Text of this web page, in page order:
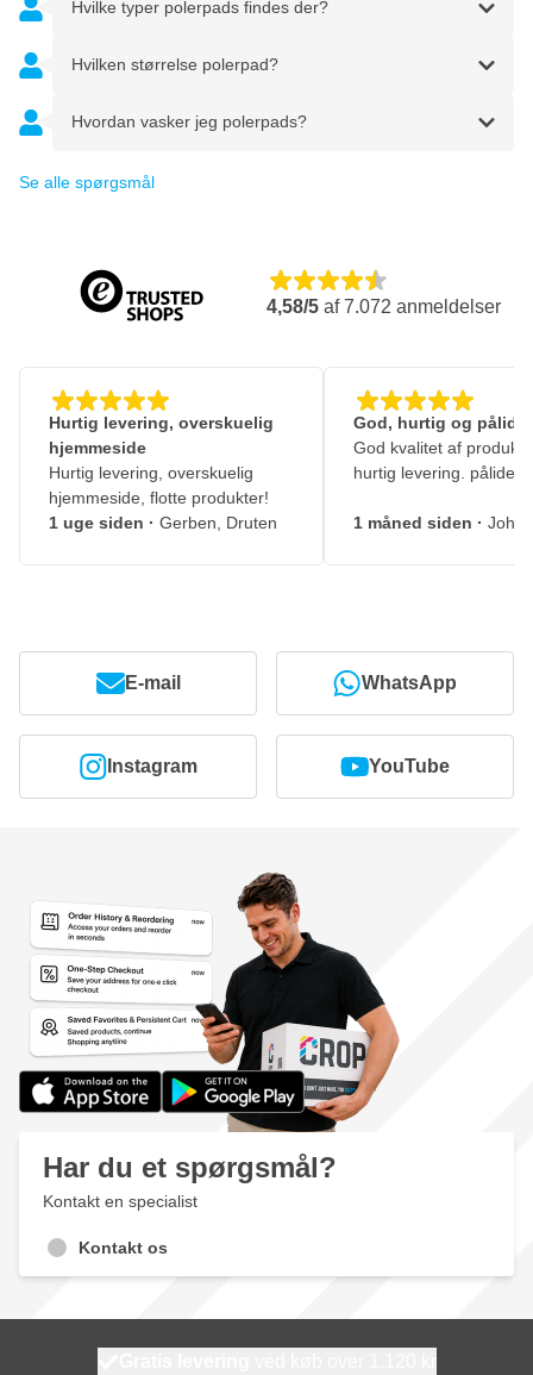
Hvilke typer polerpads findes der?
Hvilken størrelse polerpad?
Hvordan vasker jeg polerpads?
Se alle spørgsmål
4,58/5 af7.072 anmeldelser
Hurtig levering, overskuelig
hjemmeside
Hurtig levering, overskuelig
hjemmeside, flotte produkter!
1 uge siden · Gerben, Druten
God, hurtig og
God kvalitet af
hurtig levering.
1 måned siden ·
E-mail WhatsApp
Instagram YouTube
Har du et spørgsmål?
Kontakt en specialist
Kontakt os